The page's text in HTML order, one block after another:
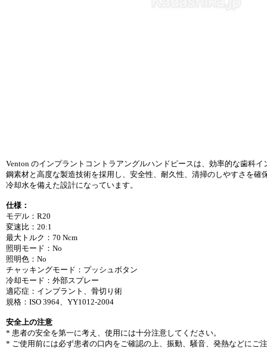
Venton のインプラントコントラアングルハンドピースは、効率的な歯科
鋼素材と高度な製造技術を採用し、安全性、耐久性、清掃のしやすさを
冷却水を備えた設計になっています。
仕様：
モデル：R20
変速比：20:1
最大トルク：70 Ncm
照明モード：No
照明色：No
チャッキングモード：プッシュボタン
冷却モード：外部スプレー
適応症：インプラント、骨切り術
規格：ISO 3964、YY1012-2004
安全上の注意
* 患者の安全を第一に考え、使用には十分注意してください。
* ご使用前には必ず患者の口内をご確認の上、振動、騒音、発熱などにご